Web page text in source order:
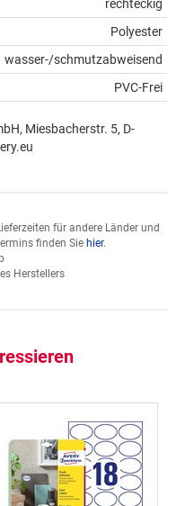
rechteckig
Polyester
wasser-/schmutzabweisend
PVC-Frei
Miesbacherstr. 5, D-
für andere Länder und
finden Sie hier.
Herstellers